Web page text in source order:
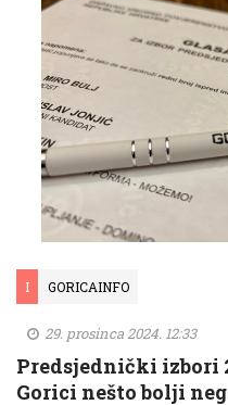
I GORICAINFO
29. prosinca 2024. 12:33
Predsjednički izbori
Gorici nešto bolji